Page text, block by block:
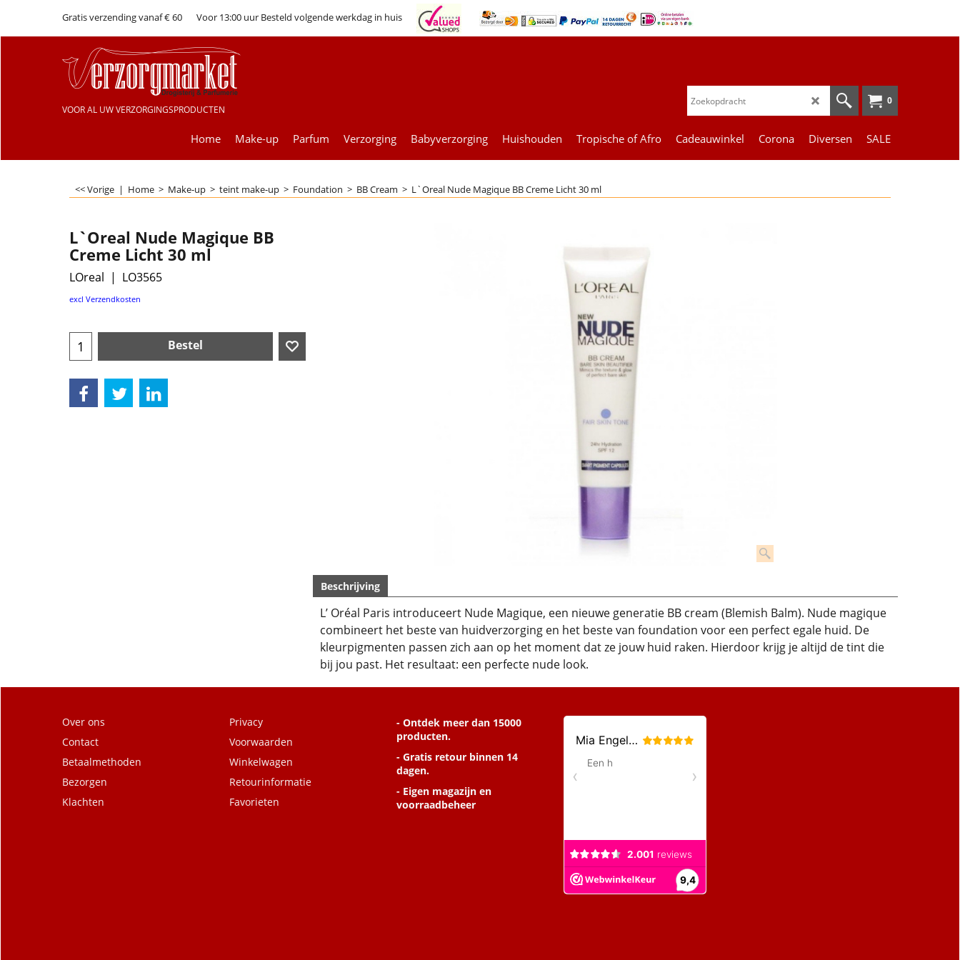
Gratis verzending vanaf € 60 Voor 13:00 uur Besteld volgende werkdag in huis
VOOR AL UW VERZORGINGSPRODUCTEN
0
Home Make-up Parfum Verzorging Babyverzorging Huishouden Tropische of Afro Cadeauwinkel Corona Diversen SALE
<< Vorige | Home > Make-up > teint make-up > Foundation > BB Cream > L`Oreal Nude Magique BB Creme Licht 30 ml
L`Oreal Nude Magique BB
Creme Licht 30 ml
LOreal LO3565
€11.99
Bestel
Beschrijving
L’ Oréal Paris introduceert Nude Magique, een nieuwe generatie BB cream (Blemish Balm). Nude magique
combineert het beste van huidverzorging en het beste van foundation voor een perfect egale huid. De
kleurpigmenten passen zich aan op het moment dat ze jouw huid raken. Hierdoor krijg je altijd de tint die
bij jou past. Het resultaat: een perfecte nude look.
Over ons
Contact
Betaalmethoden
Bezorgen
Klachten
Privacy
Voorwaarden
Winkelwagen
Retourinformatie
Favorieten
- Ontdek meer dan 15000
producten.
- Gratis retour binnen 14
dagen.
- Eigen magazijn en
voorraadbeheer